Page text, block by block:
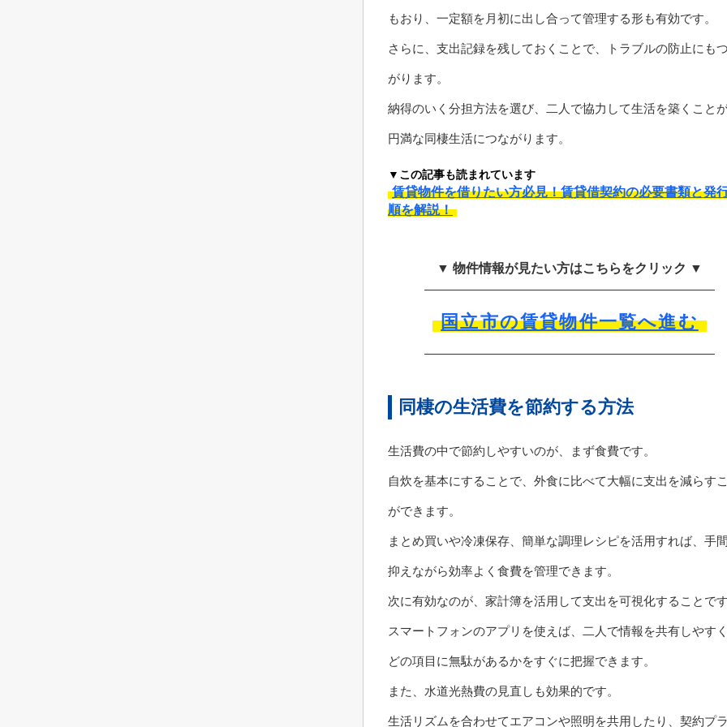
もおり、一定額を月初に出し合って管理する形も有効です。
さらに、支出記録を残しておくことで、トラブルの防止にも
がります。
納得のいく分担方法を選び、二人で協力して生活を築くことが
円満な同棲生活につながります。
▼この記事も読まれています
賃貸物件を借りたい方必見！賃貸借契約の必要書類と発
順を解説！
▼ 物件情報が見たい方はこちらをクリック ▼
国立市の賃貸物件一覧へ進む
同棲の生活費を節約する方法
生活費の中で節約しやすいのが、まず食費です。
自炊を基本にすることで、外食に比べて大幅に支出を減らす
ができます。
まとめ買いや冷凍保存、簡単な調理レシピを活用すれば、手
抑えながら効率よく食費を管理できます。
次に有効なのが、家計簿を活用して支出を可視化することです
スマートフォンのアプリを使えば、二人で情報を共有しやすく
どの項目に無駄があるかをすぐに把握できます。
また、水道光熱費の見直しも効果的です。
生活リズムを合わせてエアコンや照明を共用したり、契約プ